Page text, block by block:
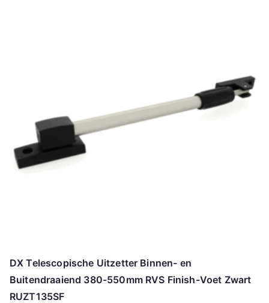
DX Telescopische Uitzetter Binnen- en
Buitendraaiend 380-550mm RVS Finish-Voet Zwart
RUZT135SF